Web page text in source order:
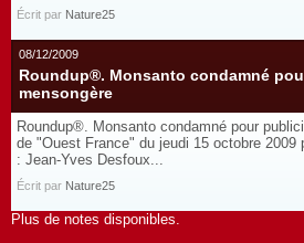
Écrit par Nature25
08/12/2009
Roundup®. Monsanto condamné
mensongère
Roundup®. Monsanto condamné pour
de "Ouest France" du jeudi 15 octobre 2009
: Jean-Yves Desfoux...
Écrit par Nature25
Plus de notes disponibles.